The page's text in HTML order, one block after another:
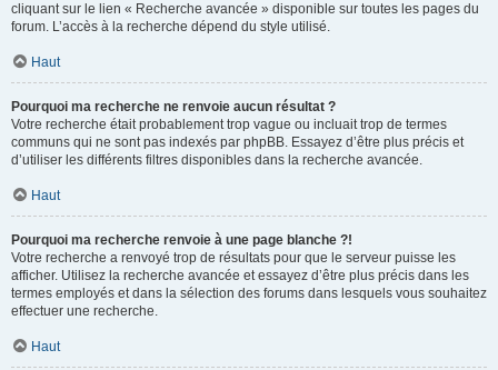
cliquant sur le lien « Recherche avancée » disponible sur toutes les pages du
forum. L’accès à la recherche dépend du style utilisé.
Haut
Pourquoi ma recherche ne renvoie aucun résultat ?
Votre recherche était probablement trop vague ou incluait trop de termes
communs qui ne sont pas indexés par phpBB. Essayez d’être plus précis et
d’utiliser les différents filtres disponibles dans la recherche avancée.
Haut
Pourquoi ma recherche renvoie à une page blanche ?!
Votre recherche a renvoyé trop de résultats pour que le serveur puisse les
afficher. Utilisez la recherche avancée et essayez d’être plus précis dans les
termes employés et dans la sélection des forums dans lesquels vous souhaitez
effectuer une recherche.
Haut